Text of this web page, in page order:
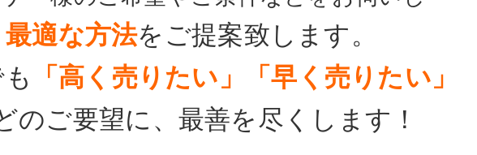
最適な方法をご提案致します。
「高く売りたい」「早く売りたい」
のご要望に、最善を尽くします！